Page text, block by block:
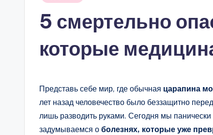
5 смертельно
которые
Представь себе мир, где обычная царапина
лет назад человечество было беззащитно
лишь разводить руками. Сегодня мы
задумываемся о болезнях, которые уже